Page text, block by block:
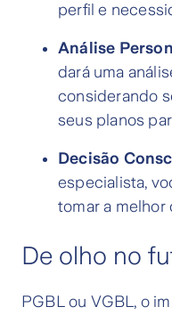
perfil e
Análise
dará uma
considerando
seus planos
Decisão
especialista,
tomar a melhor
De olho no
PGBL ou VGBL, o